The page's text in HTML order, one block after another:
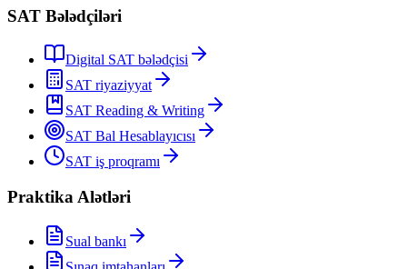
SAT Bələdçiləri
Digital SAT bələdçisi
SAT riyaziyyat
SAT Reading & Writing
SAT Bal Hesablayıcısı
SAT iş proqramı
Praktika Alətləri
Sual bankı